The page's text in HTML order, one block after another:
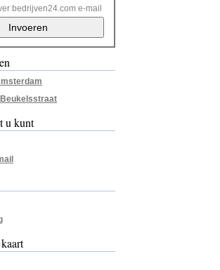
bedrijven24.com e-mail
u kunt